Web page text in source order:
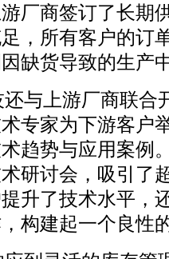
厂商签订了长期
，所有客户的订
缺货导致的生产
与上游厂商联合
专家为下游客户
趋势与应用案例
研讨会，吸引了
升了技术水平，
构建起一个良性